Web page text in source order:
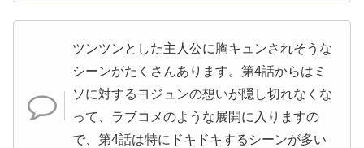
ツンツンとした主人公に胸キュンされそうな
シーンがたくさんあります。第4話からはミ
ソに対するヨジュンの想いが隠し切れなくな
って、ラブコメのような展開に入りますの
で、第4話は特にドキドキするシーンが多い